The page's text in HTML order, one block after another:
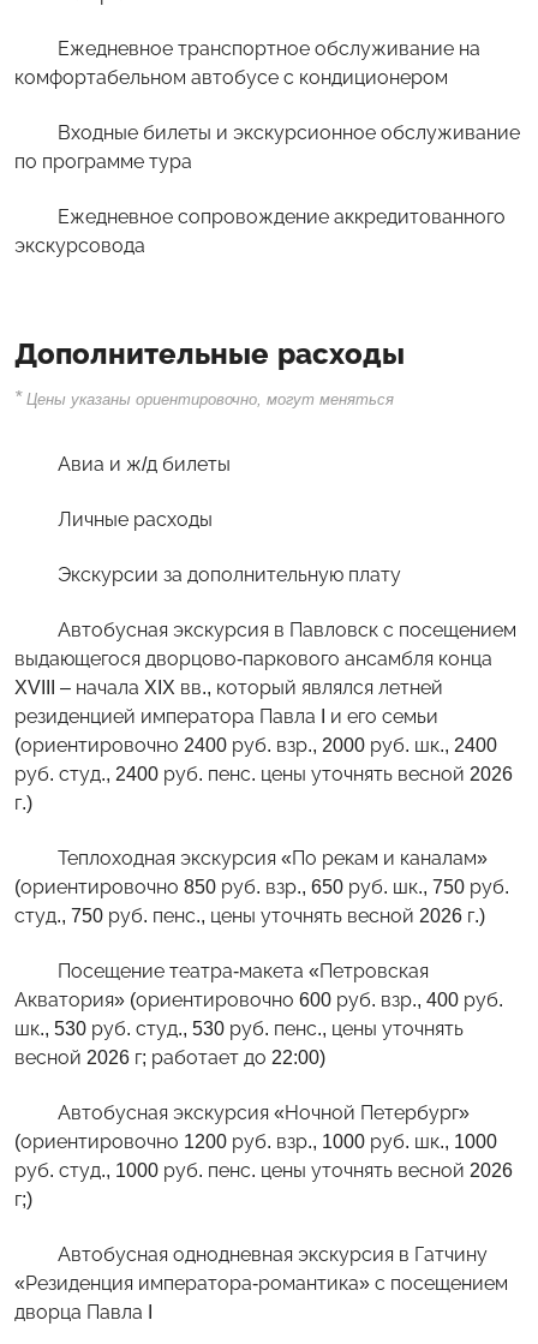
Ежедневное транспортное обслуживание на
комфортабельном автобусе с кондиционером
Входные билеты и экскурсионное обслуживание
по программе тура
Ежедневное сопровождение аккредитованного
экскурсовода
Дополнительные расходы
* Цены указаны ориентировочно, могут меняться
Авиа и ж/д билеты
Личные расходы
Экскурсии за дополнительную плату
Автобусная экскурсия в Павловск с посещением
выдающегося дворцово-паркового ансамбля конца
XVIII – начала XIX вв., который являлся летней
резиденцией императора Павла I и его семьи
(ориентировочно 2400 руб. взр., 2000 руб. шк., 2400
руб. студ., 2400 руб. пенс. цены уточнять весной 2026
г.)
Теплоходная экскурсия «По рекам и каналам»
(ориентировочно 850 руб. взр., 650 руб. шк., 750 руб.
студ., 750 руб. пенс., цены уточнять весной 2026 г.)
Посещение театра-макета «Петровская
Акватория» (ориентировочно 600 руб. взр., 400 руб.
шк., 530 руб. студ., 530 руб. пенс., цены уточнять
весной 2026 г; работает до 22:00)
Автобусная экскурсия «Ночной Петербург»
(ориентировочно 1200 руб. взр., 1000 руб. шк., 1000
руб. студ., 1000 руб. пенс. цены уточнять весной 2026
г;)
Автобусная однодневная экскурсия в Гатчину
«Резиденция императора-романтика» с посещением
дворца Павла I